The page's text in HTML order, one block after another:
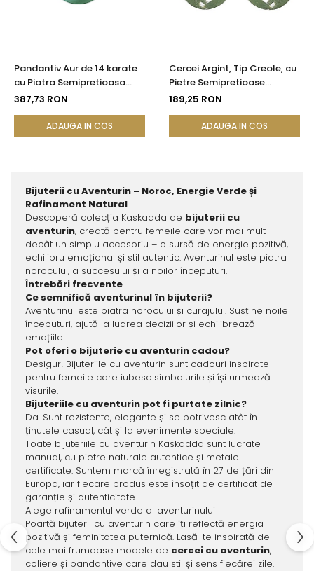
Pandantiv Aur de 14 karate
cu Piatra Semipretioasa
Naturala de Aventurin de 10
387,73 RON
ADAUGA IN COS
Cercei Argint, Tip Creole, cu
Pietre Semipretioase
Naturale de Aventurin
189,25 RON
ADAUGA IN COS
Bijuterii cu Aventurin – Noroc, Energie Verde și
Rafinament Natural
Descoperă colecția Kaskadda de bijuterii cu
aventurin, creată pentru femeile care vor mai mult
decât un simplu accesoriu – o sursă de energie pozitivă,
echilibru emoțional și stil autentic. Aventurinul este piatra
norocului, a succesului și a noilor începuturi.
Întrebări frecvente
Ce semnifică aventurinul în bijuterii?
Aventurinul este piatra norocului și curajului. Susține noile
începuturi, ajută la luarea deciziilor și echilibrează
emoțiile.
Pot oferi o bijuterie cu aventurin cadou?
Desigur! Bijuteriile cu aventurin sunt cadouri inspirate
pentru femeile care iubesc simbolurile și își urmează
visurile.
Bijuteriile cu aventurin pot fi purtate zilnic?
Da. Sunt rezistente, elegante și se potrivesc atât în
ținutele casual, cât și la evenimente speciale.
Toate bijuteriile cu aventurin Kaskadda sunt lucrate
manual, cu pietre naturale autentice și metale
certificate. Suntem marcă înregistrată în 27 de țări din
Europa, iar fiecare produs este însoțit de certificat de
garanție și autenticitate.
Alege rafinamentul verde al aventurinului
Poartă bijuterii cu aventurin care îți reflectă energia
pozitivă și feminitatea puternică. Lasă-te inspirată de
cele mai frumoase modele de cercei cu aventurin,
coliere și pandantive care dau stil și sens fiecărei zile.